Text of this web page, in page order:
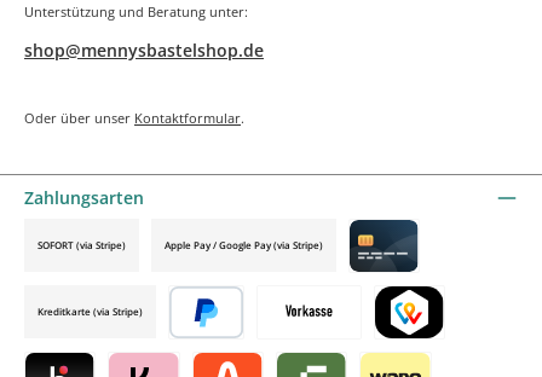
Unterstützung und Beratung unter:
shop@mennysbastelshop.de
Oder über unser Kontaktformular.
Zahlungsarten
Vorkasse TWINT by mollie
SOFORT (via Stripe) Apple Pay / Google Pay (via Stripe)
Credit card by mollie
Kreditkarte (via Stripe)
Später bezahlen